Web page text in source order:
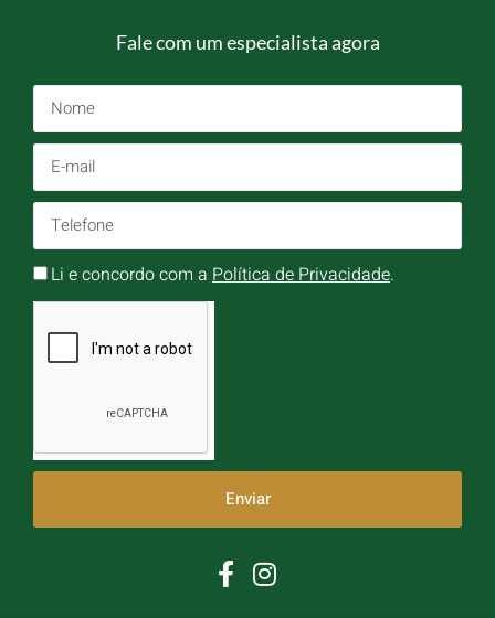
Fale com um especialista agora
Li e concordo com a Política de Privacidade.
Enviar